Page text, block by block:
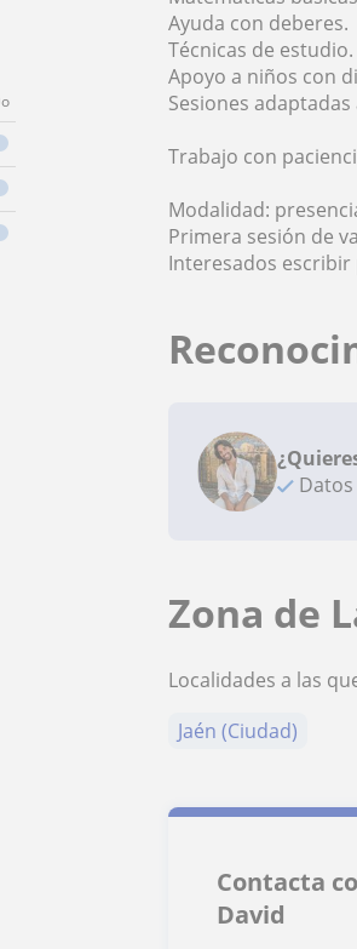
Ayuda con deberes.
Técnicas de estudio.
Apoyo a niños con
Sesiones
Trabajo con
Modalidad:
Primera sesión de
Interesados
Zona de
Localidades a las
Jaén (Ciudad)
Contacta
David